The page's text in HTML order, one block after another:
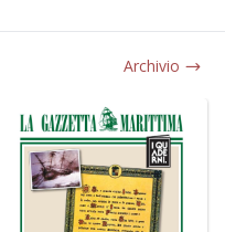
Archivio